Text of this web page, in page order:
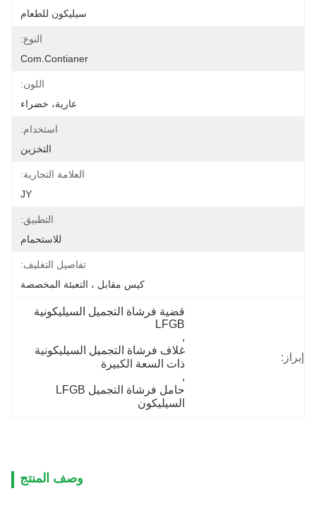
سيليكون للطعام
النوع:
Com.contianer
اللون:
عارية، خضراء
استخدام:
التخزين
العلامة التجارية:
JY
التطبيق:
للاستحمام
تفاصيل التغليف:
كيس مقابل ، التعبئة المخصصة
إبراز:
قضية فرشاة التجميل السيليكونية
LFGB
,
غلاف فرشاة التجميل السيليكونية
ذات السعة الكبيرة
,
حامل فرشاة التجميل LFGB
السيليكون
وصف المنتج